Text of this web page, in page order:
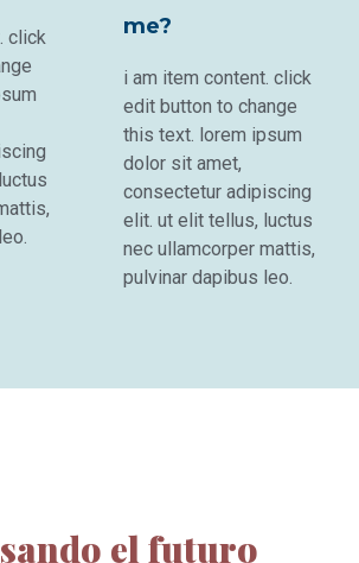
click
me?
i am item content. click
edit button to change
this text. lorem ipsum
dolor sit amet,
consectetur adipiscing
elit. ut elit tellus, luctus
nec ullamcorper mattis,
pulvinar dapibus leo.
el futuro